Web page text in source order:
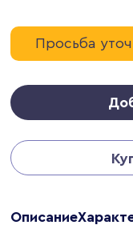
Просьба
Описание